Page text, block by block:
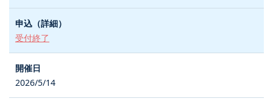
受付終了
2026/5/14